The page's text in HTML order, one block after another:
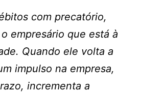
com precatório,
empresário que está à
Quando ele volta a
impulso na empresa,
incrementa a